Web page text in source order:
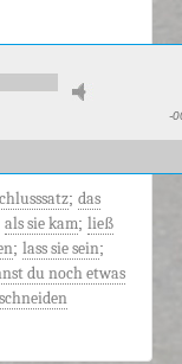
-
; das
als sie kam; ließ
; lass sie sein;
du noch etwas